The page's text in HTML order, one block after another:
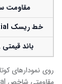
مقاومت
خط ریسک TD Sequential
باند قیمتی ۰.۸ MVRV
روی نمودارهای